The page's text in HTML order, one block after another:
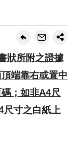
狀所附之證據
端靠右或置中
；如非A4尺
尺寸之白紙上